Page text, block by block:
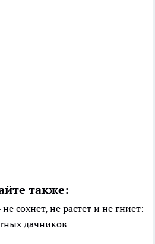
также:
сохнет, не растет и не гниет:
дачников